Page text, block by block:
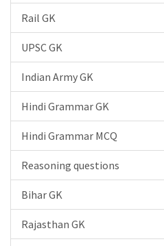
Rail GK
UPSC GK
Indian Army GK
Hindi Grammar GK
Hindi Grammar MCQ
Reasoning questions
Bihar GK
Rajasthan GK